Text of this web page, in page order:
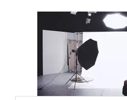
KUNST
VAN
FOTOGRAFEREN
MET
MODELLEN